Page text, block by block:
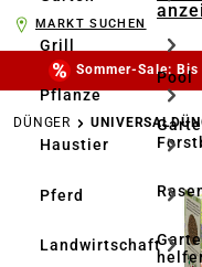
Grill
Pflanze
Haustier
Pferd
Landwirtschaft
Pool
MARKT SUCHEN
Sommer-Sale:
DÜNGER
Bildergalerie